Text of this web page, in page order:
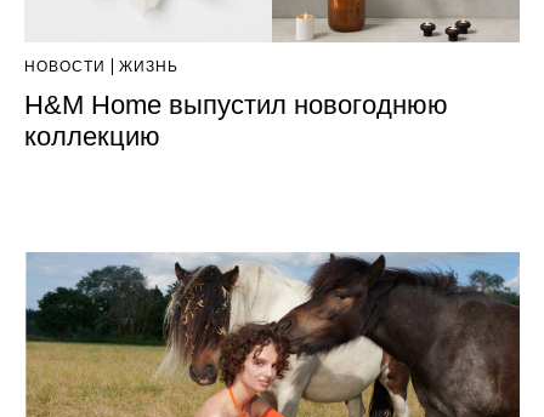
НОВОСТИ ЖИЗНЬ
H&M Home выпустил новогоднюю
коллекцию